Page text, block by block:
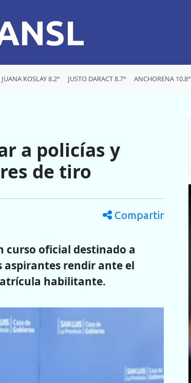
JUANA KOSLAY 8.2° JUSTO DARACT 8.7° ANCHORENA 10.8°
a policías y
de tiro
Compartir
curso oficial destinado a
rendir ante el
habilitante.